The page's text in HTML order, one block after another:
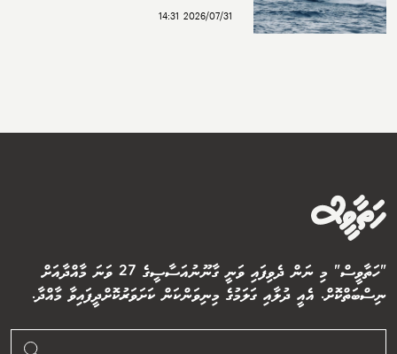
2026/07/31 14:31
"ހަތާވީސް" މި ނަން ދެވިފައި ވަނީ ގާނޫނުއަސާސީގެ 27 ވަނަ މާއްދާއަށް
ނިސްބަތްކޮށް. އެއީ ދުލާއި ގަލަމުގެ މިނިވަންކަން ކަށަވަރުކޮށްދީފައިވާ މާއްދާ.